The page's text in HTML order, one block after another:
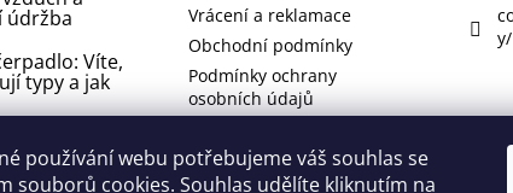
používání webu potřebujeme váš souhlas se
souborů cookies. Souhlas udělíte kliknutím na
údržba
Víte,
typy a jak
nebo
jak se jí
odstranit ji?
Vrácení a reklamace
Obchodní podmínky
Podmínky ochrany
osobních údajů
y/